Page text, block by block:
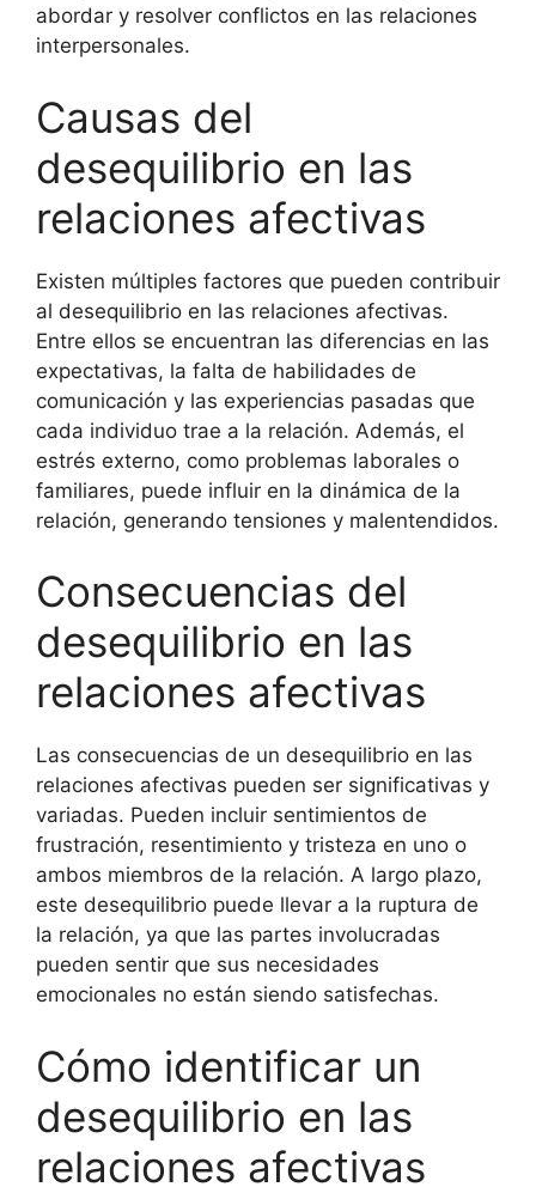
abordar y resolver conflictos en las relaciones
interpersonales.
Causas del
desequilibrio en las
relaciones afectivas
Existen múltiples factores que pueden contribuir
al desequilibrio en las relaciones afectivas.
Entre ellos se encuentran las diferencias en las
expectativas, la falta de habilidades de
comunicación y las experiencias pasadas que
cada individuo trae a la relación. Además, el
estrés externo, como problemas laborales o
familiares, puede influir en la dinámica de la
relación, generando tensiones y malentendidos.
Consecuencias del
desequilibrio en las
relaciones afectivas
Las consecuencias de un desequilibrio en las
relaciones afectivas pueden ser significativas y
variadas. Pueden incluir sentimientos de
frustración, resentimiento y tristeza en uno o
ambos miembros de la relación. A largo plazo,
este desequilibrio puede llevar a la ruptura de
la relación, ya que las partes involucradas
pueden sentir que sus necesidades
emocionales no están siendo satisfechas.
Cómo identificar un
desequilibrio en las
relaciones afectivas